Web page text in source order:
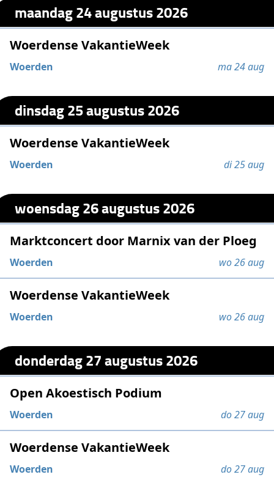
maandag 24 augustus 2026
Woerdense VakantieWeek
Woerden ma 24 aug
dinsdag 25 augustus 2026
Woerdense VakantieWeek
Woerden di 25 aug
woensdag 26 augustus 2026
Marktconcert door Marnix van der Ploeg
Woerden wo 26 aug
Woerdense VakantieWeek
Woerden wo 26 aug
donderdag 27 augustus 2026
Open Akoestisch Podium
Woerden do 27 aug
Woerdense VakantieWeek
Woerden do 27 aug